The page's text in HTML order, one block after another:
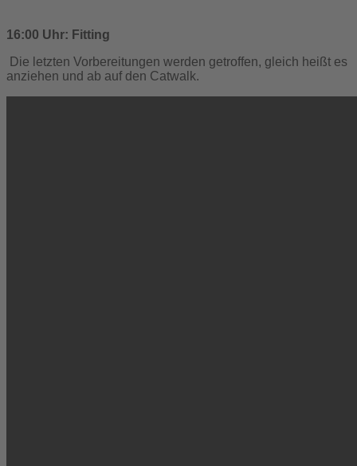
16:00 Uhr: Fitting
Die letzten Vorbereitungen werden getroffen, gleich heißt es
anziehen und ab auf den Catwalk.